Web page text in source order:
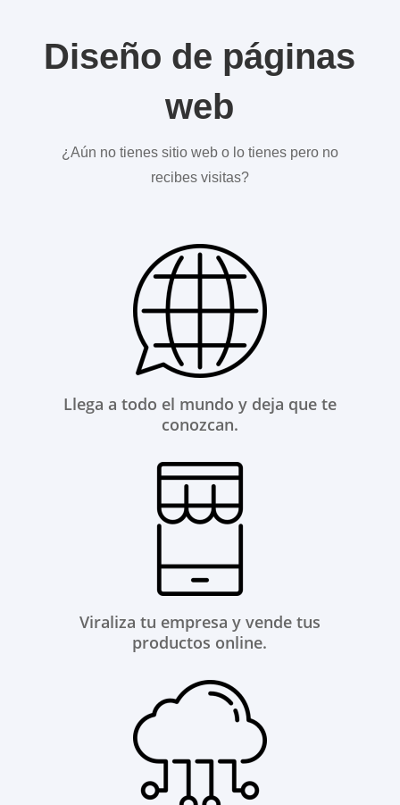
Diseño de páginas
web
¿Aún no tienes sitio web o lo tienes pero no
recibes visitas?
Llega a todo el mundo y deja que te
conozcan.
Viraliza tu empresa y vende tus
productos online.